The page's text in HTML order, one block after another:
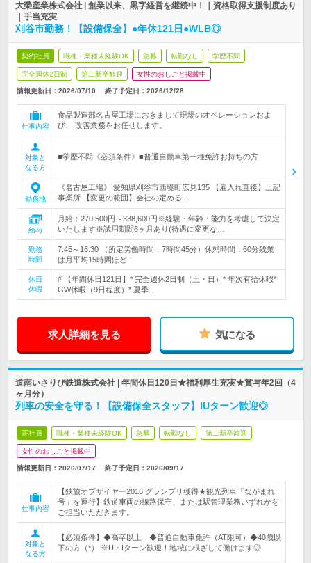
大榮産業株式会社 | 創業以来、黒字経営を継続中！｜資格取得支援制度あり
｜手当充実
刈谷市勤務！【設備保全】●年休121日●WLB◎
契約社員 職種・業種未経験OK 急募 転勤なし 学歴不問
完全週休2日制 第二新卒歓迎 女性のおしごと掲載中
情報更新日：2026/07/10 終了予定日： 2026/12/28
仕事内容
食品製造部名古屋工場におきまして現場のオペレーションおよ
び、 改善業務をお任せします。
対象と
なる方
■学歴不問《必須条件》■普通自動車第一種免許お持ちの方
勤務地
《名古屋工場》 愛知県刈谷市西境町広見135 【雇入れ直後】上記
事業所 【変更の範囲】会社の定める…
給与
月給：270,500円～338,600円※経験・年齢・能力を考慮して決定
いたします※試用期間6ヶ月あり(待遇に変更な…
勤務
時間
7:45～16:30 （所定労働時間：7時間45分）休憩時間：60分残業
は月平均15時間ほど！
休日
休暇
# 【年間休日121日】* 完全週休2日制（土・日）* 年次有給休暇*
GW休暇（9日程度）* 夏季…
求人詳細を見る 気になる
道南いさりび鉄道株式会社 | 年間休日120日★福利厚生充実★賞与年2回（4
ヶ月分）
列車の安全を守る！【設備保全スタッフ】IUターン歓迎◎
正社員 職種・業種未経験OK 急募 転勤なし 第二新卒歓迎
女性のおしごと掲載中
情報更新日：2026/07/17 終了予定日： 2026/09/17
仕事内容
【鉄旅オブザイヤー2016 グランプリ獲得★観光列車「ながまれ
号」を運行】鉄道車両の線路保守、または駅管理業務いずれかを
ご担当いただきます。
対象と
なる方
【必須条件】◆高卒以上 ◆普通自動車免許（AT限可）◆40歳以
下の方（*） ※U・Iターン歓迎！地域に根ざして働けます◎